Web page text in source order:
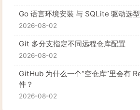
Go 语言环境安装 与 SQLite 驱动选型
2026-08-02
Git 多分支指定不同远程仓库配置
2026-08-02
GitHub 为什么一个“空仓库”里会有 Release 二进制文
件？
2026-08-02